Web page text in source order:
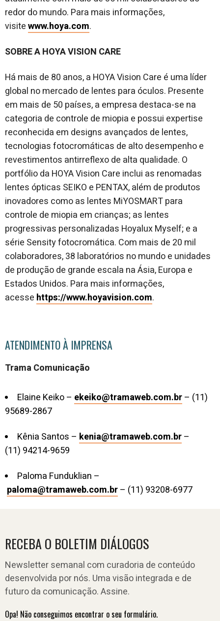
redor do mundo. Para mais informações,
visitewww.hoya.com.
SOBRE A HOYA VISION CARE
Há mais de 80 anos, a HOYA Vision Care é uma líder
global no mercado de lentes para óculos. Presente
em mais de 50 países, a empresa destaca-se na
categoria de controle de miopia e possui expertise
reconhecida em designs avançados de lentes,
tecnologias fotocromáticas de alto desempenho e
revestimentos antirreflexo de alta qualidade. O
portfólio da HOYA Vision Care inclui as renomadas
lentes ópticas SEIKO e PENTAX, além de produtos
inovadores como as lentes MiYOSMART para
controle de miopia em crianças; as lentes
progressivas personalizadas Hoyalux Myself; e a
série Sensity fotocromática. Com mais de 20 mil
colaboradores, 38 laboratórios no mundo e unidades
de produção de grande escala na Ásia, Europa e
Estados Unidos. Para mais informações,
acesse https://www.hoyavision.com.
ATENDIMENTO À IMPRENSA
Trama Comunicação
Elaine Keiko – ekeiko@tramaweb.com.br– (11)
95689-2867
Kênia Santos – kenia@tramaweb.com.br–
(11) 94214-9659
Paloma Funduklian –
paloma@tramaweb.com.br– (11) 93208-6977
RECEBA O BOLETIM DIÁLOGOS
Newsletter semanal com curadoria de conteúdo
desenvolvida por nós. Uma visão integrada e de
futuro da comunicação. Assine.
Opa! Não conseguimos encontrar o seu formulário.